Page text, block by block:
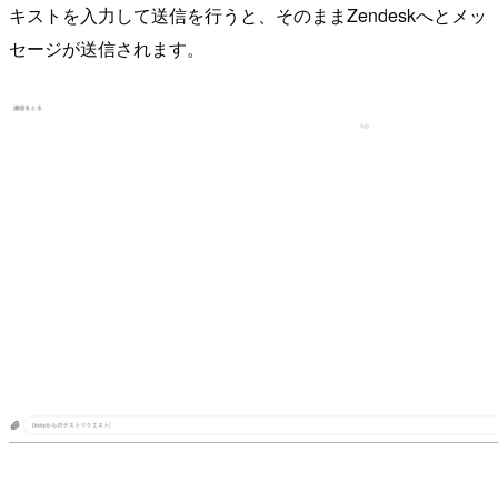
キストを入力して送信を行うと、そのままZendeskへとメッ
セージが送信されます。